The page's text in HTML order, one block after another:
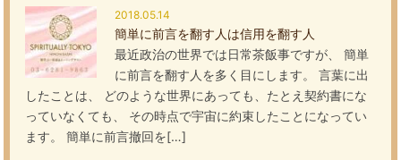
2018.05.14
簡単に前言を翻す人は信用を翻す人
最近政治の世界では日常茶飯事ですが、 簡単
に前言を翻す人を多く目にします。 言葉に出
したことは、 どのような世界にあっても、たとえ契約書にな
っていなくても、 その時点で宇宙に約束したことになってい
ます。 簡単に前言撤回を[…]